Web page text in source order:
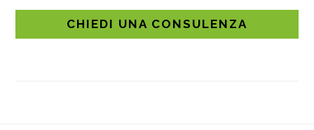
CHIEDI UNA CONSULENZA